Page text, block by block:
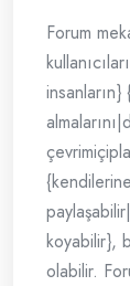
Forum
koyabilir},
olabilir.